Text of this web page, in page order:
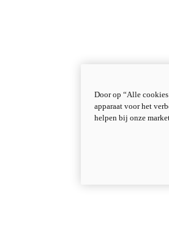
Door op “Alle
apparaat voor het
helpen bij onze